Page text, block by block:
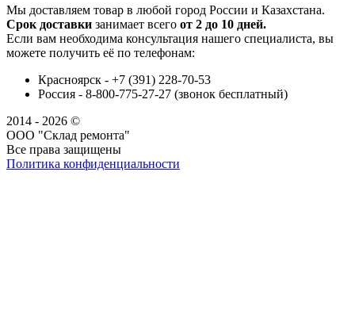
Мы доставляем товар в любой город России и Казахстана.
Срок доставки занимает всего от 2 до 10 дней.
Если вам необходима консультация нашего специалиста, вы
можете получить её по телефонам:
Красноярск - +7 (391) 228-70-53
Россия - 8-800-775-27-27 (звонок бесплатный)
2014 - 2026 ©
ООО "Склад ремонта"
Все права защищены
Политика конфиденциальности